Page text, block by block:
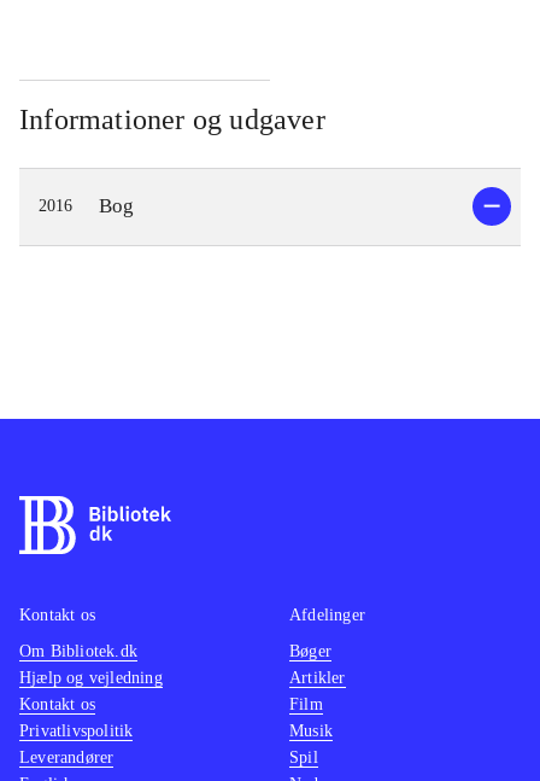
Informationer og udgaver
2016 Bog
Kontakt os
Om Bibliotek.dk
Hjælp og vejledning
Kontakt os
Privatlivspolitik
Leverandører
Afdelinger
Bøger
Artikler
Film
Musik
Spil